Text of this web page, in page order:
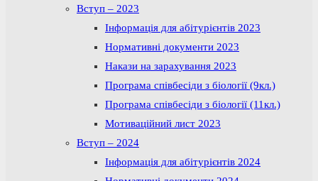
Вступ – 2023
Інформація для абітурієнтів 2023
Нормативні документи 2023
Накази на зарахування 2023
Програма співбесіди з біології (9кл.)
Програма співбесіди з біології (11кл.)
Мотиваційний лист 2023
Вступ – 2024
Інформація для абітурієнтів 2024